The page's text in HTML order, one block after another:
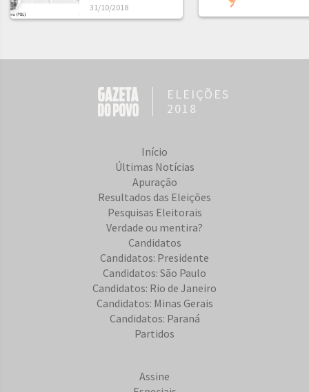
31/10/2018
ELEIÇÕES
2018
Início
Últimas Notícias
Apuração
Resultados das Eleições
Pesquisas Eleitorais
Verdade ou mentira?
Candidatos
Candidatos: Presidente
Candidatos: São Paulo
Candidatos: Rio de Janeiro
Candidatos: Minas Gerais
Candidatos: Paraná
Partidos
Assine